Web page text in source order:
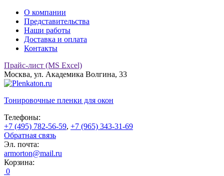
О компании
Представительства
Наши работы
Доставка и оплата
Контакты
Прайс-лист (MS Excel)
Москва, ул. Академика Волгина, 33
Тонировочные пленки для окон
Телефоны:
+7 (495) 782-56-59, +7 (965) 343-31-69
Обратная связь
Эл. почта:
armorton@mail.ru
Корзина:
0